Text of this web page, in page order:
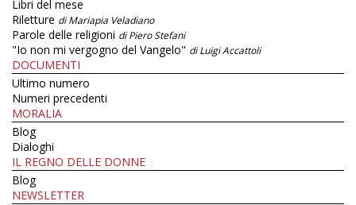
Libri del mese
Riletture di Mariapia Veladiano
Parole delle religioni di Piero Stefani
"Io non mi vergogno del Vangelo" di Luigi Accattoli
DOCUMENTI
Ultimo numero
Numeri precedenti
MORALIA
Blog
Dialoghi
IL REGNO DELLE DONNE
Blog
NEWSLETTER